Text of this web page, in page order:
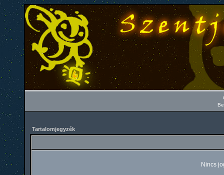
Tartalomjegyzék
Nincs